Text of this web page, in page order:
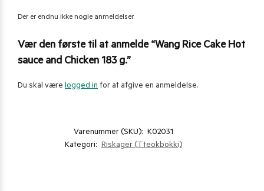
Der er endnu ikke nogle anmeldelser.
Vær den første til at anmelde “Wang Rice Cake Hot
sauce and Chicken 183 g.”
Du skal være logged in for at afgive en anmeldelse.
Varenummer (SKU): K02031
Kategori: Riskager (Tteokbokki)